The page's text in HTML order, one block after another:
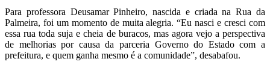
Para professora Deusamar Pinheiro, nascida e criada na Rua da
Palmeira, foi um momento de muita alegria. “Eu nasci e cresci com
essa rua toda suja e cheia de buracos, mas agora vejo a perspectiva
de melhorias por causa da parceria Governo do Estado com a
prefeitura, e quem ganha mesmo é a comunidade”, desabafou.